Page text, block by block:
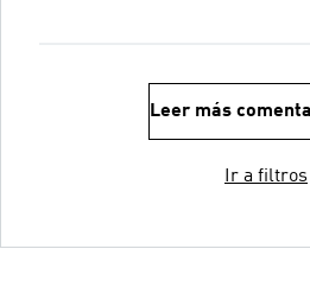
Leer más
Ir a filtros